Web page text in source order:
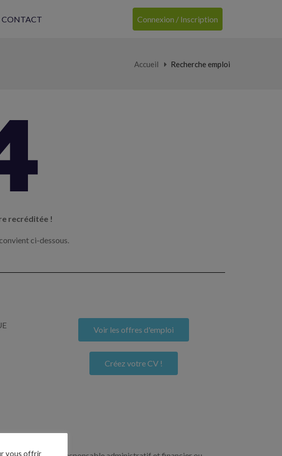
CONTACT Connexion / Inscription
Accueil Recherche emploi
recréditée !
ci-dessous.
Voir les offres d'emploi
Créez votre CV !
vous offrir